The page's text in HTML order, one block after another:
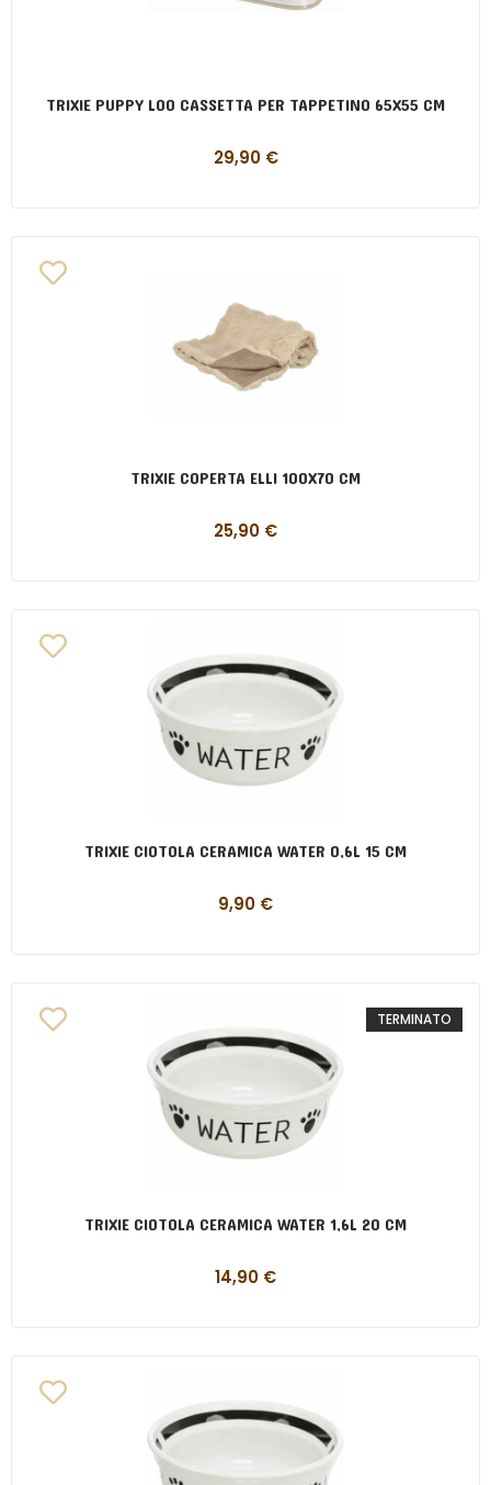
TRIXIE PUPPY LOO CASSETTA PER TAPPETINO 65X55 CM
29,90 €
TRIXIE COPERTA ELLI 100X70 CM
25,90 €
TRIXIE CIOTOLA CERAMICA WATER 0,6L 15 CM
9,90 €
TERMINATO
TRIXIE CIOTOLA CERAMICA WATER 1,6L 20 CM
14,90 €